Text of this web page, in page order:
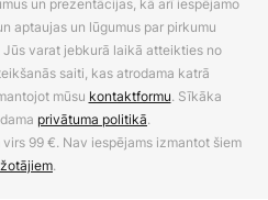
un prezentācijas, kā arī iespējamo
aptaujas un lūgumus par pirkumu
varat jebkurā laikā atteikties no
saiti, kas atrodama katrā
mūsu kontaktformu. Sīkāka
privātuma politikā.
99 €. Nav iespējams izmantot šiem
.